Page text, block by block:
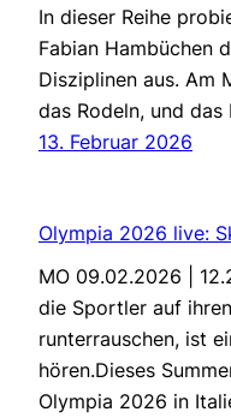
In dieser Reihe
Fabian Hambüchen
Disziplinen aus. Am
das Rodeln, und
13. Februar 2026
Olympia 2026 live:
MO 09.02.2026 |
die Sportler auf
runterrauschen, ist
hören.Dieses
Olympia 2026 in